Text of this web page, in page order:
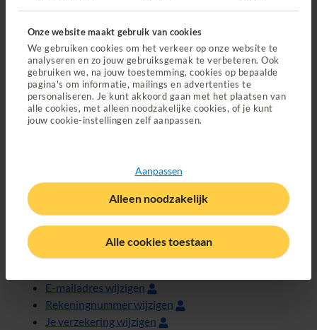
Onze website maakt gebruik van cookies
We gebruiken cookies om het verkeer op onze website te
analyseren en zo jouw gebruiksgemak te verbeteren. Ook
gebruiken we, na jouw toestemming, cookies op bepaalde
pagina's om informatie, mailings en advertenties te
personaliseren. Je kunt akkoord gaan met het plaatsen van
alle cookies, met alleen noodzakelijke cookies, of je kunt
jouw cookie-instellingen zelf aanpassen.
Alle cookies toestaan
Aanpassen
Alleen noodzakelijk
Ik ben (bijna) 18
Overlijden
(Opent in nieuw tabblad)
Gecondoleerd. Wij regelen het meeste voor je, wel zo
Meer informatie
Andere wijzigingen
E-mailadres wijzigen
Rekeningnummer wijzigen
Je verzekering wijzigen